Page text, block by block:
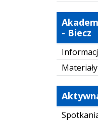
- Biecz